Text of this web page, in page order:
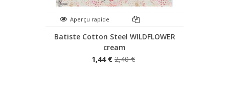
Aperçu rapide
Batiste Cotton Steel WILDFLOWER
cream
1,44 € 2,40 €